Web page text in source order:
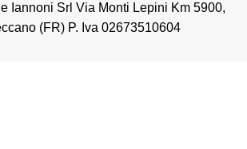
Iannoni Srl Via Monti Lepini Km 5900,
(FR) P. Iva 02673510604